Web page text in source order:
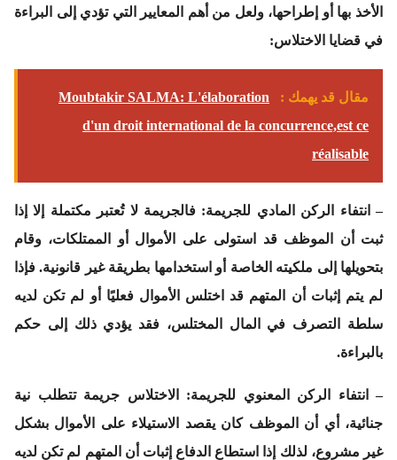
الأخذ بها أو إطراحها، ولعل من أهم المعايير التي تؤدي إلى البراءة
في قضايا الاختلاس:
مقال قد يهمك :
Moubtakir SALMA: L'élaboration
d'un droit international de la concurrence,est ce
réalisable
– انتفاء الركن المادي للجريمة: فالجريمة لا تُعتبر مكتملة إلا إذا
ثبت أن الموظف قد استولى على الأموال أو الممتلكات، وقام
بتحويلها إلى ملكيته الخاصة أو استخدامها بطريقة غير قانونية. فإذا
لم يتم إثبات أن المتهم قد اختلس الأموال فعليًا أو لم تكن لديه
سلطة التصرف في المال المختلس، فقد يؤدي ذلك إلى حكم
بالبراءة.
– انتفاء الركن المعنوي للجريمة: الاختلاس جريمة تتطلب نية
جنائية، أي أن الموظف كان يقصد الاستيلاء على الأموال بشكل
غير مشروع، لذلك إذا استطاع الدفاع إثبات أن المتهم لم تكن لديه